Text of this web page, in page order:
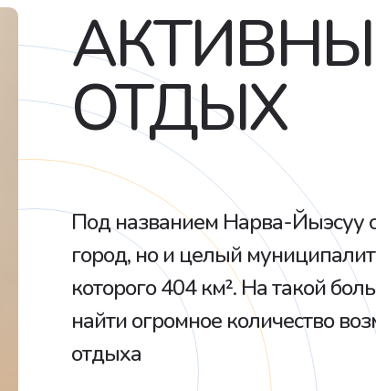
ОТДЫХ
Под названием Нарва-Йыэсуу
город, но и целый
которого 404 км². На такой
найти огромное количество
отдыха